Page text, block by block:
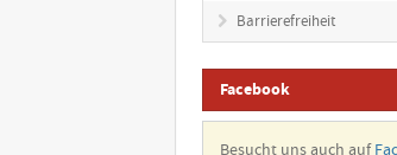
Barrierefreiheit
Facebook